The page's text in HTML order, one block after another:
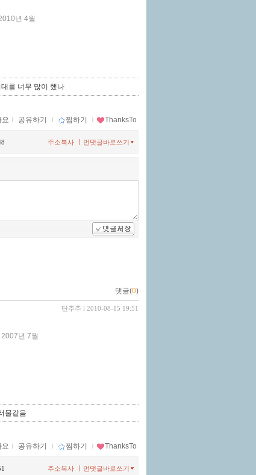
년 4월
를 너무 많이 했나
요 ｌ 공유하기 ｌ 찜하기 ｌ ThanksTo
먼댓글바로쓰기
주소복사
댓글(0)
단추추 l 2010-08-15 19:51
년 7월
물같음
요 ｌ 공유하기 ｌ 찜하기 ｌ ThanksTo
먼댓글바로쓰기
주소복사